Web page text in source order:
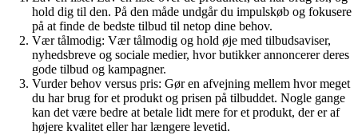
hold dig til den. På den måde undgår du impulskøb og fokusere
på at finde de bedste tilbud til netop dine behov.
Vær tålmodig: Vær tålmodig og hold øje med tilbudsaviser,
nyhedsbreve og sociale medier, hvor butikker annoncerer deres
gode tilbud og kampagner.
Vurder behov versus pris: Gør en afvejning mellem hvor meget
du har brug for et produkt og prisen på tilbuddet. Nogle gange
kan det være bedre at betale lidt mere for et produkt, der er af
højere kvalitet eller har længere levetid.